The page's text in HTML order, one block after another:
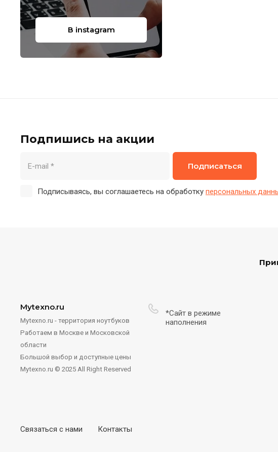
В instagram
Подпишись на акции
Подписываясь, вы соглашаетесь на обработку персональных
Подписаться
Mytexno.ru
Mytexno.ru - территория ноутбуков
Работаем в Москве и Московской
области
Большой выбор и доступные цены
Mytexno.ru © 2025 All Right Reserved
*Сайт в режиме
наполнения
Связаться с нами Контакты